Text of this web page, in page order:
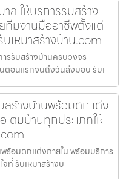
ล ให้บริการรับสร้าง
ทีมงานมืออาชีพตั้งแต่
หมาสร้างบ้าน.com
รรับสร้างบ้านครบวงจร
อนแรกจนถึงวันส่งมอบ รับเ
สร้างบ้านพร้อมตกแต่ง
ติมบ้านทุกประเภทให้
ร้อมตกแต่งภายใน พร้อมบริการ
ที่ รับเหมาสร้างบ